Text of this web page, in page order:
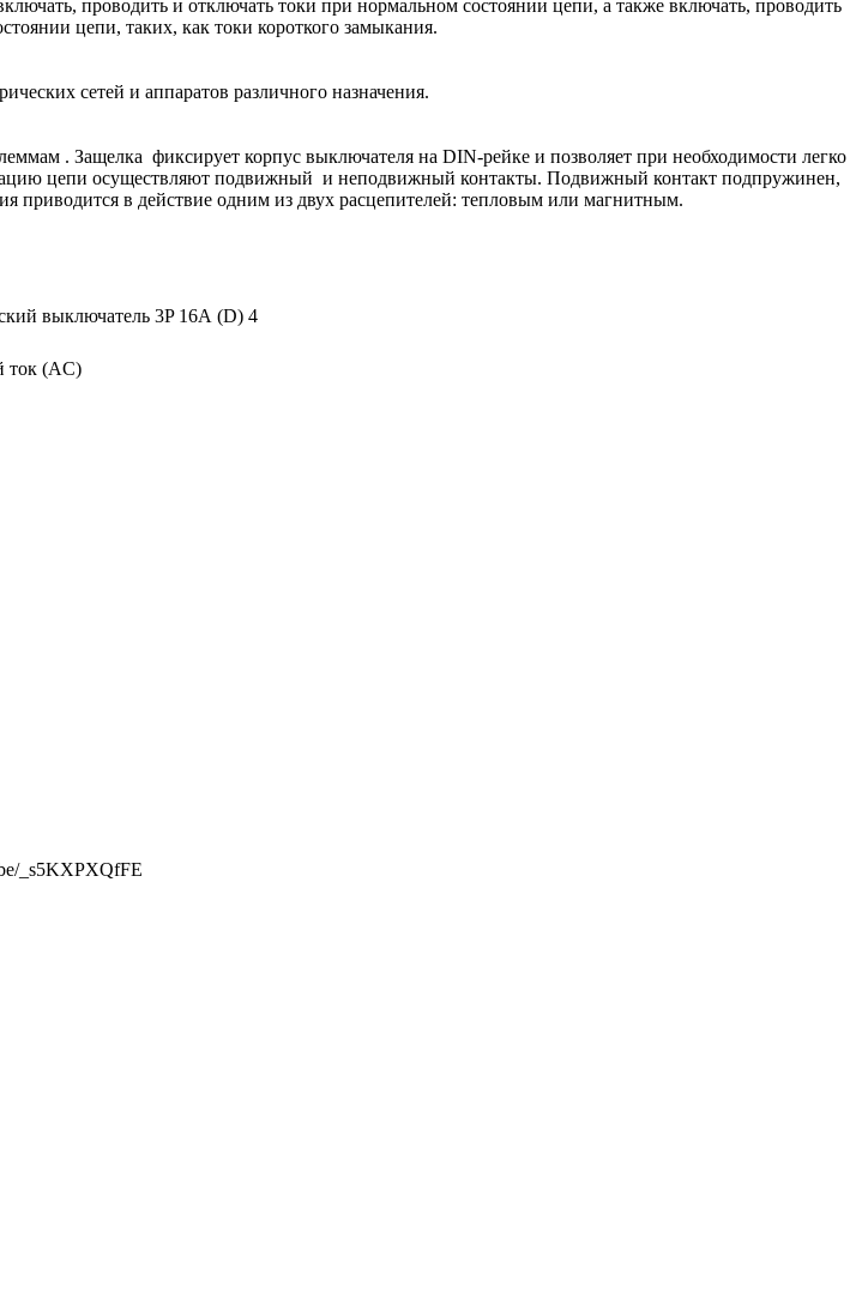
проводить и отключать токи при нормальном состоянии цепи, а также включать, проводить
цепи, таких, как токи короткого замыкания.
сетей и аппаратов различного назначения.
. Защелка фиксирует корпус выключателя на DIN-рейке и позволяет при необходимости легко
цепи осуществляют подвижный и неподвижный контакты. Подвижный контакт подпружинен,
приводится в действие одним из двух расцепителей: тепловым или магнитным.
выключатель 3P 16А (D) 4
ток (AC)
_s5KXPXQfFE